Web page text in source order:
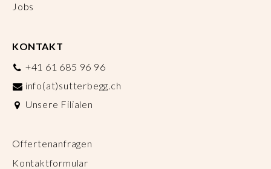
Jobs
KONTAKT
+41 61 685 96 96
info(at)sutterbegg.ch
Unsere Filialen
Offertenanfragen
Kontaktformular